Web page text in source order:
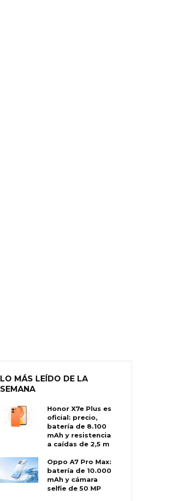
LO MÁS LEÍDO DE LA
SEMANA
Honor X7e Plus es
oficial: precio,
batería de 8.100
mAh y resistencia
a caídas de 2,5 m
Oppo A7 Pro Max:
batería de 10.000
mAh y cámara
selfie de 50 MP